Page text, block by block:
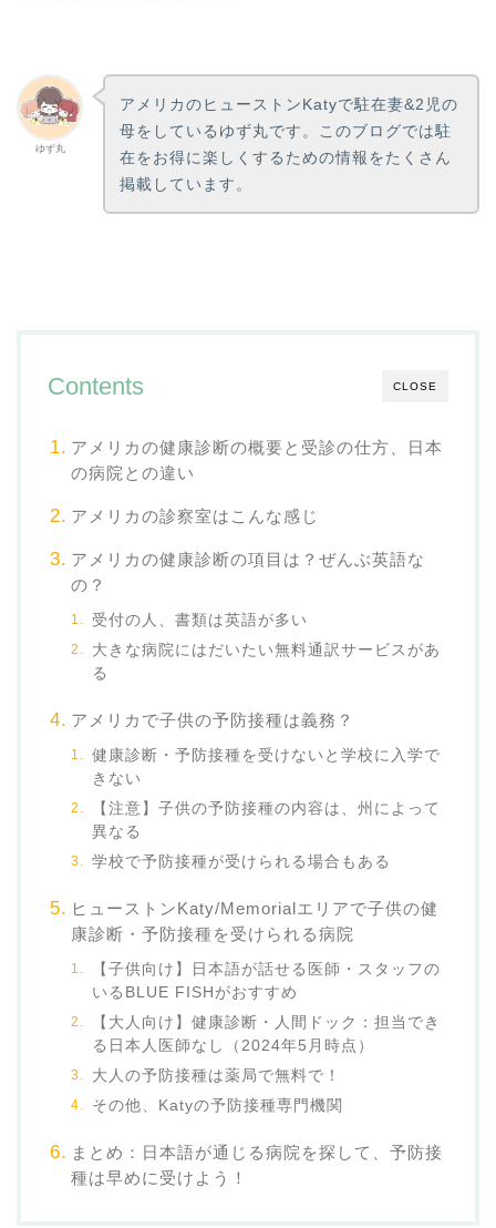
ゆず丸
アメリカのヒューストンKatyで駐在妻&2児の
母をしているゆず丸です。このブログでは駐
在をお得に楽しくするための情報をたくさん
掲載しています。
CLOSE
Contents
アメリカの健康診断の概要と受診の仕方、日本
の病院との違い
アメリカの診察室はこんな感じ
アメリカの健康診断の項目は？ぜんぶ英語な
の？
受付の人、書類は英語が多い
大きな病院にはだいたい無料通訳サービスがあ
る
アメリカで子供の予防接種は義務？
健康診断・予防接種を受けないと学校に入学で
きない
【注意】子供の予防接種の内容は、州によって
異なる
学校で予防接種が受けられる場合もある
ヒューストンKaty/Memorialエリアで子供の健
康診断・予防接種を受けられる病院
【子供向け】日本語が話せる医師・スタッフの
いるBLUE FISHがおすすめ
【大人向け】健康診断・人間ドック：担当でき
る日本人医師なし（2024年5月時点）
大人の予防接種は薬局で無料で！
その他、Katyの予防接種専門機関
まとめ：日本語が通じる病院を探して、予防接
種は早めに受けよう！